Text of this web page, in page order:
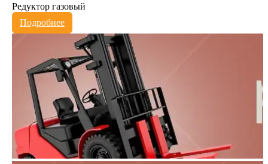
Редуктор газовый
Подробнее